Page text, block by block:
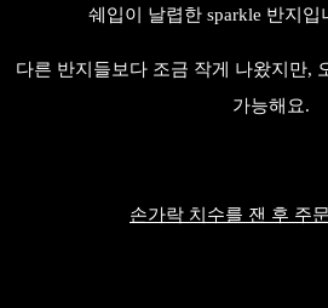
쉐입이 날렵한 sparkle 반지입
다른 반지들보다 조금 작게 나왔지만,
가능해요.
손가락 치수를 잰 후 주